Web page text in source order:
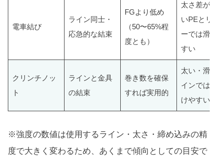
電車結び
ライン同士・
応急的な結束
FGより低め
（50〜65%程
度とも）
太さ差が大
いPEとリ
ーでは滑り
すい
クリンチノッ
ト
ラインと金具
の結束
巻き数を確保
すれば実用的
太い・滑る
インではほ
けやすい
※強度の数値は使用するライン・太さ・締め込みの精
度で大きく変わるため、あくまで傾向としての目安で